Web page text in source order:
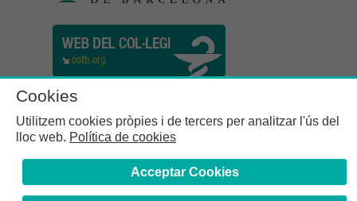
Cookies
Utilitzem cookies pròpies i de tercers per analitzar l'ús del
lloc web. Política de cookies
Acceptar Cookies